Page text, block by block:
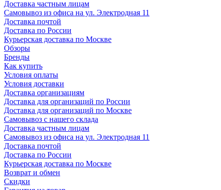
Доставка частным лицам
Самовывоз из офиса на ул. Электродная 11
Доставка почтой
Доставка по России
Курьерская доставка по Москве
Обзоры
Бренды
Как купить
Условия оплаты
Условия доставки
Доставка организациям
Доставка для организаций по России
Доставка для организаций по Москве
Самовывоз с нашего склада
Доставка частным лицам
Самовывоз из офиса на ул. Электродная 11
Доставка почтой
Доставка по России
Курьерская доставка по Москве
Возврат и обмен
Скидки